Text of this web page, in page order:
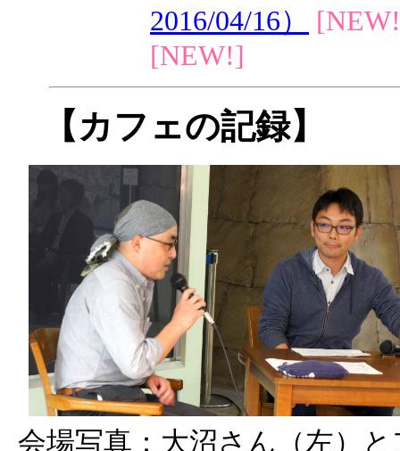
2016/04/16）
[NEW!]
【カフェの記録】
会場写真：大沼さん（左）